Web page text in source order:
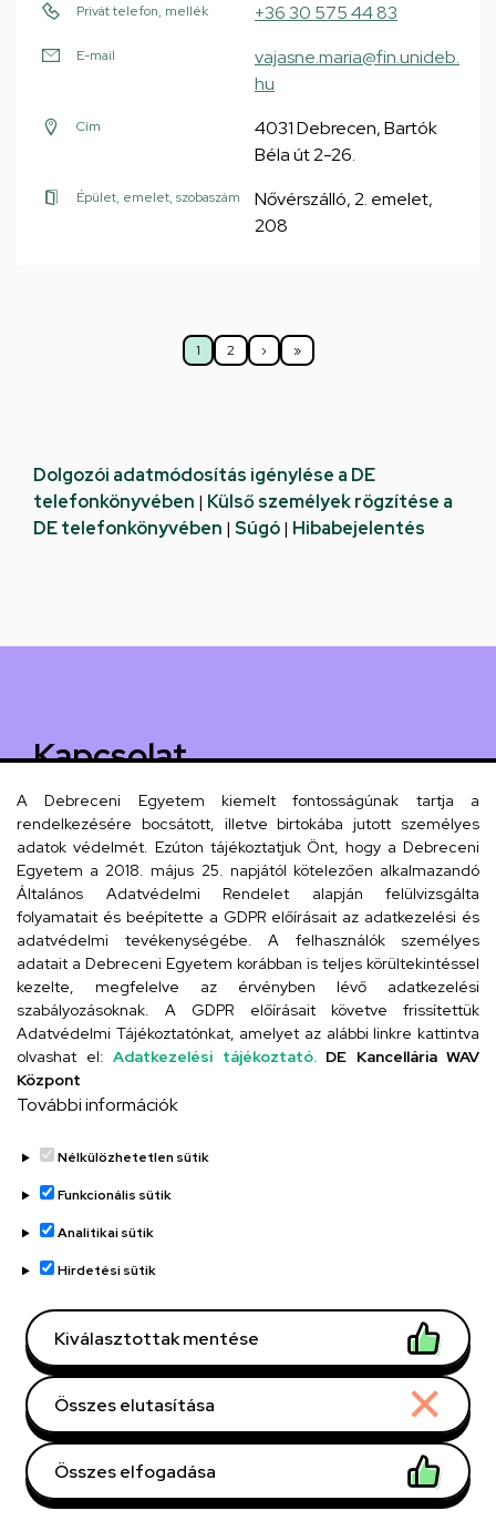
Privát telefon, mellék +36 30 575 44 83
E-mail
vajasne.maria@fin.unideb.
hu
Cím
4031 Debrecen, Bartók
Béla út 2-26.
Épület, emelet, szobaszám
Nővérszálló, 2. emelet,
208
Jelenlegi
1
Oldal
2
Következő
›
Utolsó
»
Dolgozói adatmódosítás igénylése a DE
telefonkönyvében | Külső személyek rögzítése a
DE telefonkönyvében | Súgó| Hibabejelentés
Kapcsolat
Kérdés esetén vegye fel velünk a
kapcsolatot az alábbi módok egyikén!
Debreceni Egyetem Kossuth
Lajos Gyakorló Gimnáziuma
és Általános Iskolája Csengő
utcai feladatellátási hely
("Nagykossuth")
Telefonszám
Email
titkarsag@kossuth-gimn.unideb.hu
Cím
4029 Debrecen, Csengő utca 4.
Szervezeti telefonkönyv
UD telefonkönyv
A Debreceni Egyetem kiemelt fontosságúnak tartja a
rendelkezésére bocsátott, illetve birtokába jutott személyes
adatok védelmét. Ezúton tájékoztatjuk Önt, hogy a Debreceni
Egyetem a 2018. május 25. napjától kötelezően alkalmazandó
Általános Adatvédelmi Rendelet alapján felülvizsgálta
folyamatait és beépítette a GDPR előírásait az adatkezelési és
adatvédelmi tevékenységébe. A felhasználók személyes
adatait a Debreceni Egyetem korábban is teljes körültekintéssel
kezelte, megfelelve az érvényben lévő adatkezelési
szabályozásoknak. A GDPR előírásait követve frissítettük
Adatvédelmi Tájékoztatónkat, amelyet az alábbi linkre kattintva
olvashat el: Adatkezelési tájékoztató. DE Kancellária WAV
Központ
További információk
Nélkülözhetetlen sütik
Funkcionális sütik
Analitikai sütik
Hirdetési sütik
Kiválasztottak mentése
Összes elutasítása
Összes elfogadása